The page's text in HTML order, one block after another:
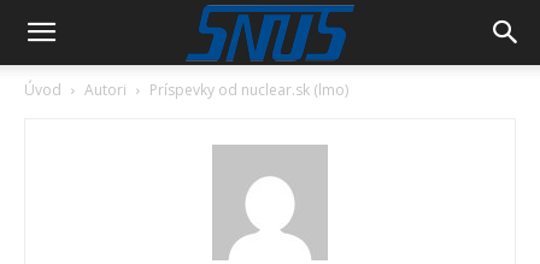
Úvod Autori Príspevky od nuclear.sk (lmo)